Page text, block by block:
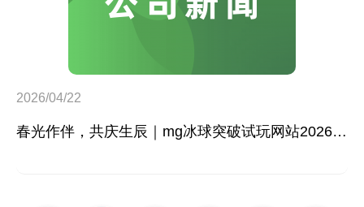
2026/04/22
春光作伴，共庆生辰｜mg冰球突破试玩网站2026年第一季度生日会温馨举行